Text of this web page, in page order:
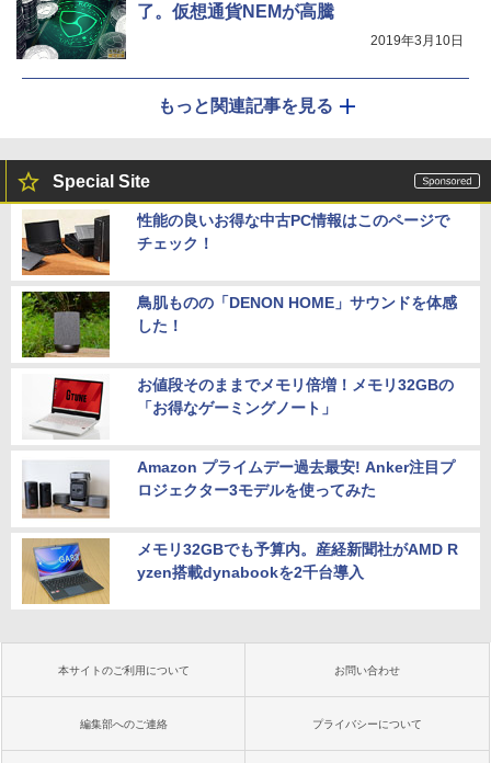
了。仮想通貨NEMが高騰
2019年3月10日
もっと関連記事を見る
Special Site
性能の良いお得な中古PC情報はこのページで
チェック！
鳥肌ものの「DENON HOME」サウンドを体感
した！
お値段そのままでメモリ倍増！メモリ32GBの
「お得なゲーミングノート」
Amazon プライムデー過去最安! Anker注目プ
ロジェクター3モデルを使ってみた
メモリ32GBでも予算内。産経新聞社がAMD R
yzen搭載dynabookを2千台導入
本サイトのご利用について お問い合わせ
編集部へのご連絡 プライバシーについて